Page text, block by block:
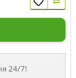
24/7!